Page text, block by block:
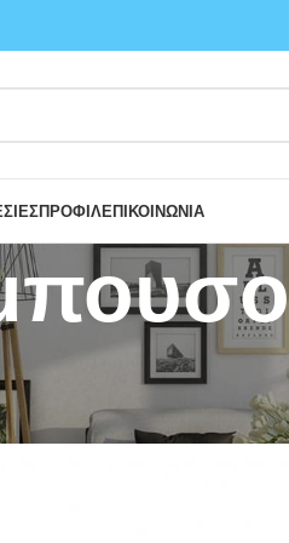
ΠΡΟΦΙΛΕΠΙΚΟΙΝΩΝΙΑ
/Διακοσμητικά - Είδη κήπου/